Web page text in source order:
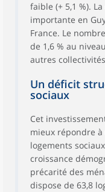
faible (+ 5,1 %).
importante en
France. Le
de 1,6 % au
autres
Un déficit
sociaux
Cet
mieux répondre
logements
croissance
précarité des
dispose de 63,8